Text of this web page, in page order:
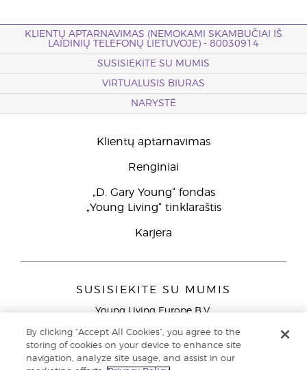
KLIENTŲ APTARNAVIMAS (NEMOKAMI SKAMBUČIAI IŠ
LAIDINIŲ TELEFONŲ LIETUVOJE) - 80030914
SUSISIEKITE SU MUMIS
VIRTUALUSIS BIURAS
NARYSTĖ
Klientų aptarnavimas
Renginiai
„D. Gary Young“ fondas
„Young Living“ tinklaraštis
Karjera
SUSISIEKITE SU MUMIS
Young Living Europe B.V.
9727 AJ Groningen
By clicking “Accept All Cookies”, you agree to the
storing of cookies on your device to enhance site
navigation, analyze site usage, and assist in our